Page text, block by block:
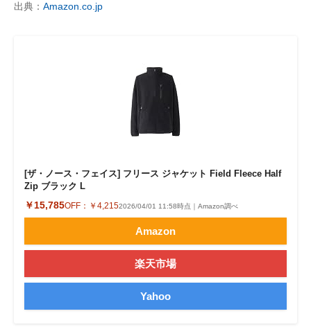
出典： Amazon.co.jp
[ザ・ノース・フェイス] フリース ジャケット Field Fleece Half
Zip ブラック L
￥15,785OFF： ￥4,2152026/04/01 11:58時点｜Amazon調べ
Amazon
楽天市場
Yahoo